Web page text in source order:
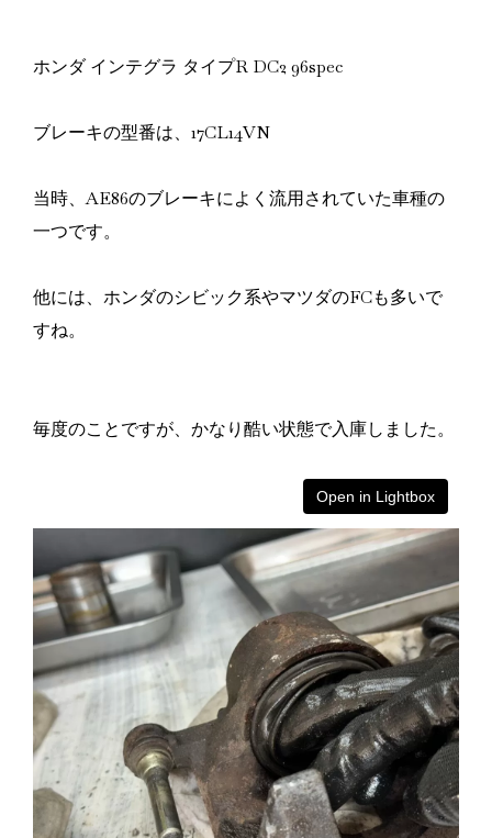
ホンダ インテグラ タイプR DC2 96spec
ブレーキの型番は、17CL14VN
当時、AE86のブレーキによく流用されていた車種の
一つです。
他には、ホンダのシビック系やマツダのFCも多いで
すね。
毎度のことですが、かなり酷い状態で入庫しました。
Open in Lightbox